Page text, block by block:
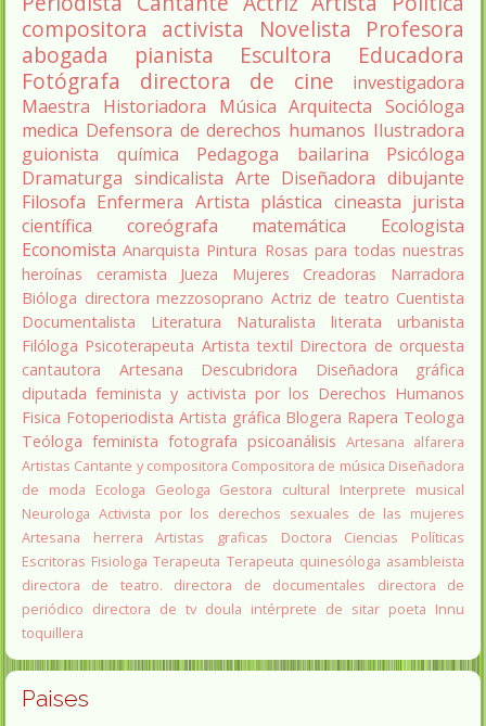
compositora activista Novelista
Profesora
abogada
pianista Escultora
Educadora
Fotógrafa
directora de cine
investigadora
Maestra
Historiadora Música Arquitecta Socióloga
medica Defensora de derechos humanos Ilustradora
guionista
química Pedagoga bailarina
Psicóloga
Dramaturga sindicalista Arte Diseñadora dibujante
Filosofa Enfermera Artista plástica cineasta jurista
científica
coreógrafa matemática
Ecologista
Economista Anarquista Pintura Rosas para todas nuestras
heroínas
ceramista Jueza Mujeres Creadoras
Narradora
Bióloga directora mezzosoprano Actriz de teatro Cuentista
Documentalista
Literatura Naturalista literata
urbanista
Filóloga Psicoterapeuta Artista textil Directora de orquesta
cantautora
Artesana Descubridora
Diseñadora gráfica
diputada feminista y activista por los Derechos Humanos
Fisica Fotoperiodista Artista gráfica Blogera Rapera Teologa
Teóloga feminista fotografa psicoanálisis Artesana alfarera
Artistas Cantante y compositora Compositora de música Diseñadora
de moda
Ecologa Geologa Gestora cultural
Interprete musical
Neurologa Activista por los derechos sexuales de las mujeres
Artesana herrera
Artistas graficas
Doctora Ciencias Políticas
Escritoras Fisiologa Terapeuta Terapeuta quinesóloga asambleista
directora de teatro.
directora de documentales
directora de
periódico directora de tv doula intérprete de sitar poeta Innu
toquillera
Paises